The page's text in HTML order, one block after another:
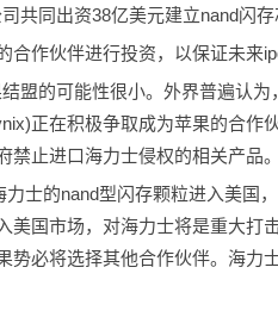
共同出资38亿美元建立nand闪存
伙伴进行投资，以保证未来
的可能性很小。外界普遍认为
正在积极争取成为苹果的合作
止进口海力士侵权的相关产品。
的nand型闪存颗粒进入美国
国市场，对海力士将是重大打
必将选择其他合作伙伴。海力